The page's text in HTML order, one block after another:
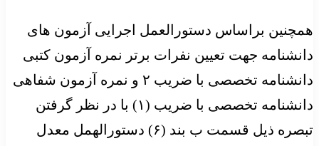
همچنین براساس دستورالعمل اجرایی آزمون های
دانشنامه جهت تعیین نفرات برتر نمره آزمون کتبی
دانشنامه تخصصی با ضریب ۲ و نمره آزمون شفاهی
دانشنامه تخصصی با ضریب (۱) با در نظر گرفتن
تبصره ذیل قسمت ب بند (۶) دستورالهمل معدل